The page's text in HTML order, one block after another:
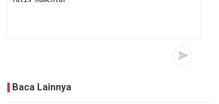
Baca Lainnya